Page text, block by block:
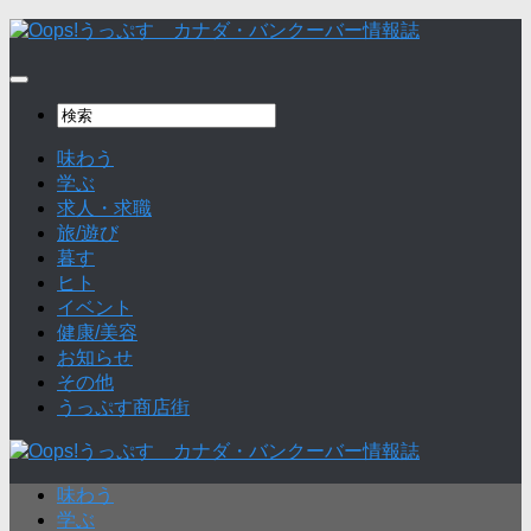
味わう
学ぶ
求人・求職
旅/遊び
暮す
ヒト
イベント
健康/美容
お知らせ
その他
うっぷす商店街
味わう
学ぶ